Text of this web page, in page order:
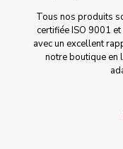
Tous nos produits
certifiée ISO 9001
avec un excellent
notre boutique en